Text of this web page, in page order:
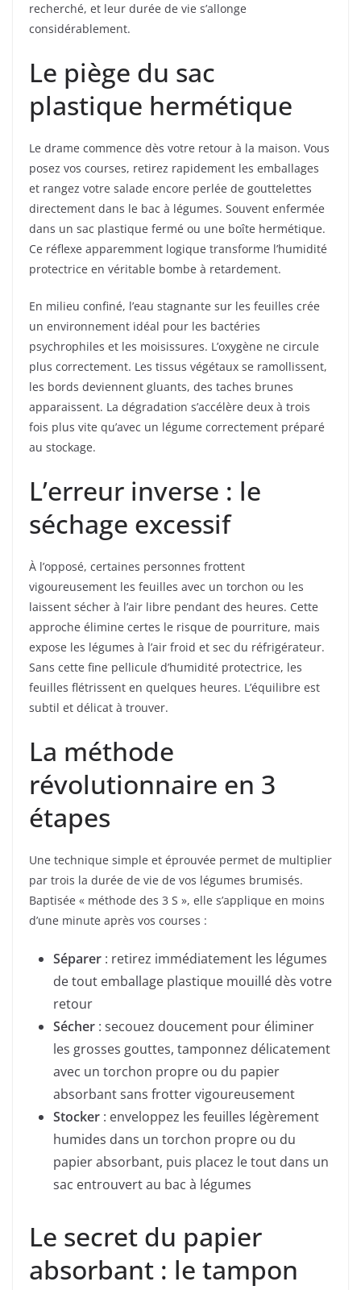
recherché, et leur durée de vie s’allonge
considérablement.
Le piège du sac
plastique hermétique
Le drame commence dès votre retour à la maison. Vous
posez vos courses, retirez rapidement les emballages
et rangez votre salade encore perlée de gouttelettes
directement dans le bac à légumes. Souvent enfermée
dans un sac plastique fermé ou une boîte hermétique.
Ce réflexe apparemment logique transforme l’humidité
protectrice en véritable bombe à retardement.
En milieu confiné, l’eau stagnante sur les feuilles crée
un environnement idéal pour les bactéries
psychrophiles et les moisissures. L’oxygène ne circule
plus correctement. Les tissus végétaux se ramollissent,
les bords deviennent gluants, des taches brunes
apparaissent. La dégradation s’accélère deux à trois
fois plus vite qu’avec un légume correctement préparé
au stockage.
L’erreur inverse : le
séchage excessif
À l’opposé, certaines personnes frottent
vigoureusement les feuilles avec un torchon ou les
laissent sécher à l’air libre pendant des heures. Cette
approche élimine certes le risque de pourriture, mais
expose les légumes à l’air froid et sec du réfrigérateur.
Sans cette fine pellicule d’humidité protectrice, les
feuilles flétrissent en quelques heures. L’équilibre est
subtil et délicat à trouver.
La méthode
révolutionnaire en 3
étapes
Une technique simple et éprouvée permet de multiplier
par trois la durée de vie de vos légumes brumisés.
Baptisée « méthode des 3 S », elle s’applique en moins
d’une minute après vos courses :
Séparer : retirez immédiatement les légumes
de tout emballage plastique mouillé dès votre
retour
Sécher : secouez doucement pour éliminer
les grosses gouttes, tamponnez délicatement
avec un torchon propre ou du papier
absorbant sans frotter vigoureusement
Stocker : enveloppez les feuilles légèrement
humides dans un torchon propre ou du
papier absorbant, puis placez le tout dans un
sac entrouvert au bac à légumes
Le secret du papier
absorbant : le tampon